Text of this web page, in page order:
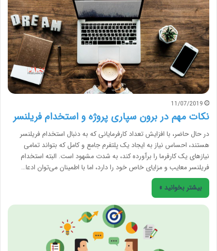
11/07/2019
نکات مهم در برون سپاری پروژه و استخدام فریلنسر
در حال حاضر، با افزایش تعداد کارفرمایانی که به دنبال استخدام فریلنسر
هستند، احساس نیاز به ایجاد یک پلتفرم جامع و کامل که بتواند تمامی
نیازهای یک کارفرما را برآورده کند، به شدت مشهود است. البته استخدام
فریلنسر معایب و مزایای خاص خود را دارد، اما با اطمینان می‌توان ادعا…
بیشتر بخوانید »